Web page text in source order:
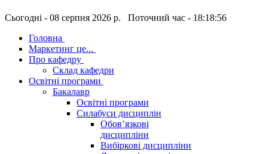
Сьогодні - 08 серпня 2026 р. Поточний час - 18:18:57
Головна
Маркетинг це...
Про кафедру
Склад кафедри
Освітні програми
Бакалавр
Освітні програми
Силабуси дисциплін
Обов’язкові
дисципліни
Вибіркові дисципліни